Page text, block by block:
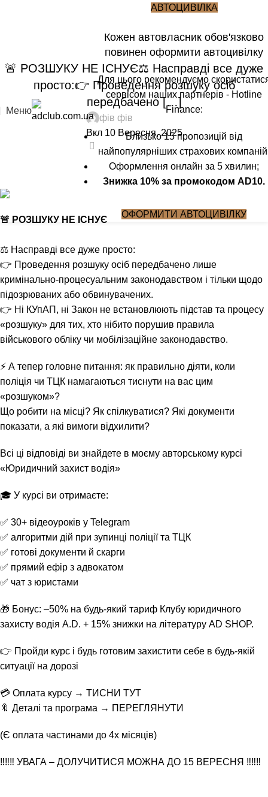
Меню
АВТОЦИВІЛКА
Кожен автовласник обов'язково
повинен оформити автоцивілку
Для цього рекомендуємо
сервісом наших партнерів - Hotline
Finance:
Близько 15 пропозицій від
найпопулярніших страхових
Оформлення онлайн за 5 хвилин;
Знижка 10% за промокодом AD10.
ОФОРМИТИ АВТОЦИВІЛКУ
БЛОГ
🚨 РОЗШУКУ НЕ ІСНУЄ⚖️ Насправді все дуже
просто:👉 Проведення розшуку осіб
передбачено […]
фів фів
Вкл 10 Вересня, 2025
🚨 РОЗШУКУ НЕ ІСНУЄ
⚖️ Насправді все дуже просто:
👉 Проведення розшуку осіб передбачено лише
кримінально-процесуальним законодавством і тільки щодо
підозрюваних або обвинувачених.
👉 Ні КУпАП, ні Закон не встановлюють підстав та процесу
«розшуку» для тих, хто нібито порушив правила
військового обліку чи мобілізаційне законодавство.
⚡️ А тепер головне питання: як правильно діяти, коли
поліція чи ТЦК намагаються тиснути на вас цим
«розшуком»?
Що робити на місці? Як спілкуватися? Які документи
показати, а які вимоги відхилити?
Всі ці відповіді ви знайдете в моєму авторському курсі
«Юридичний захист водія»
🎓 У курсі ви отримаєте:
✅ 30+ відеоуроків у Telegram
✅ алгоритми дій при зупинці поліції та ТЦК
✅ готові документи й скарги
✅ прямий ефір з адвокатом
✅ чат з юристами
🎁 Бонус: –50% на будь-який тариф Клубу юридичного
захисту водія A.D. + 15% знижки на літературу AD SHOP.
👉 Пройди курс і будь готовим захистити себе в будь-якій
ситуації на дорозі
💳 Оплата курсу → ТИСНИ ТУТ
🔖 Деталі та програма → ПЕРЕГЛЯНУТИ
(Є оплата частинами до 4х місяців)
‼️‼️‼️ УВАГА – ДОЛУЧИТИСЯ МОЖНА ДО 15 ВЕРЕСНЯ ‼️‼️‼️